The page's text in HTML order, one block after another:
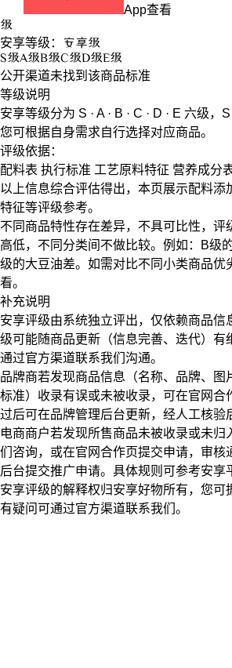
App查看
级
安享等级： 安享级
S级A级B级C级D级E级
公开渠道未找到该商品标准
等级说明
安享等级分为 S · A · B · C · D · E 六级， S
您可根据自身需求自行选择对应商品。
评级依据：
配料表 执行标准 工艺原料特征 营养成分
以上信息综合评估得出，本页展示配料添
特征等评级参考。
不同商品特性存在差异，不具可比性，评
高低，不同分类间不做比较。例如：B级
级的大豆油差。如需对比不同小类商品优
看。
补充说明
安享评级由系统独立评出，仅依赖商品信
级可能随商品更新（信息完善、迭代）有
通过官方渠道联系我们沟通。
品牌商若发现商品信息（名称、品牌、图
标准）收录有误或未被收录，可在官网合
过后可在品牌管理后台更新，经人工核验
电商商户若发现所售商品未被收录或未归
们咨询，或在官网合作页提交申请，审核
后台提交推广申请。具体规则可参考安享
安享评级的解释权归安享好物所有，您可
有疑问可通过官方渠道联系我们。